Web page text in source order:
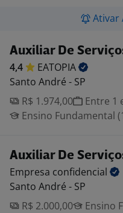
Ativar
Auxiliar De
4,4
EATOPIA
Santo André - SP
R$ 1.974,00
Entre 1
Ensino Fundamental
Auxiliar De
Empresa confidencial
Santo André - SP
R$ 2.000,00
Ensino